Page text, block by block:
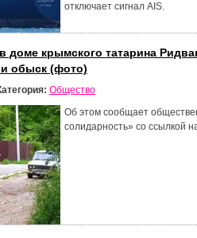
отключает сигнал AIS.
доме крымского татарина
обыск (фото)
Общество
Об этом сообщает
солидарность» со ссылкой